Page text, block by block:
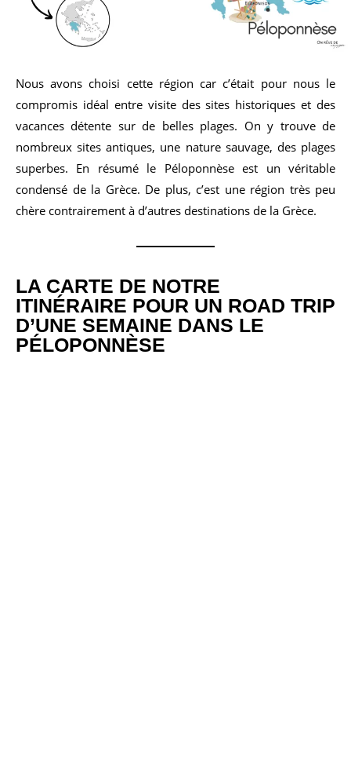
Nous avons choisi cette région car c’était pour nous le
compromis idéal entre visite des sites historiques et des
vacances détente sur de belles plages. On y trouve de
nombreux sites antiques, une nature sauvage, des plages
superbes. En résumé le Péloponnèse est un véritable
condensé de la Grèce. De plus, c’est une région très peu
chère contrairement à d’autres destinations de la Grèce.
LA CARTE DE NOTRE
ITINÉRAIRE POUR UN ROAD TRIP
D’UNE SEMAINE DANS LE
PÉLOPONNÈSE